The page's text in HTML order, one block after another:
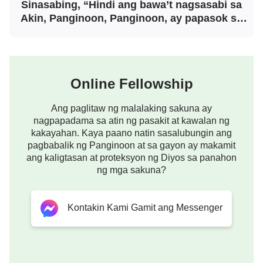
kalooban ng Diyos.” Nang napagdudahan ang aking
pananaw, hindi ko iyon matanggap; subalit matapos
kong may basehan ang kanyang mga salita.
Nagpatuloy sa kanyang pagbabahagi si Brother
bawa’t nagsasabi sa Akin, Panginoon,
Panginoon, ay papasok sa kaharian ng langit;
kundi ang gumaganap ng kalooban ng Aking
Ama na nasa langit. Marami ang mangagsasabi
Panginoon, hindi baga nagsipanghula kami sa
Iyong pangalan, at sa pangalan Mo’y
Sinasabing, “Hindi ang bawa’t nagsasabi sa
Akin, Panginoon, Panginoon, ay papasok sa
Online Fellowship
Ang paglitaw ng malalaking sakuna ay
nagpapadama sa atin ng pasakit at kawalan ng
kakayahan. Kaya paano natin sasalubungin ang
pagbabalik ng Panginoon at sa gayon ay makamit
ang kaligtasan at proteksyon ng Diyos sa panahon
ng mga sakuna?
Kontakin Kami Gamit ang Messenger